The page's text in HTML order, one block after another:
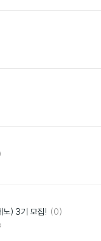
노) 3기 모집! 댓
(0)